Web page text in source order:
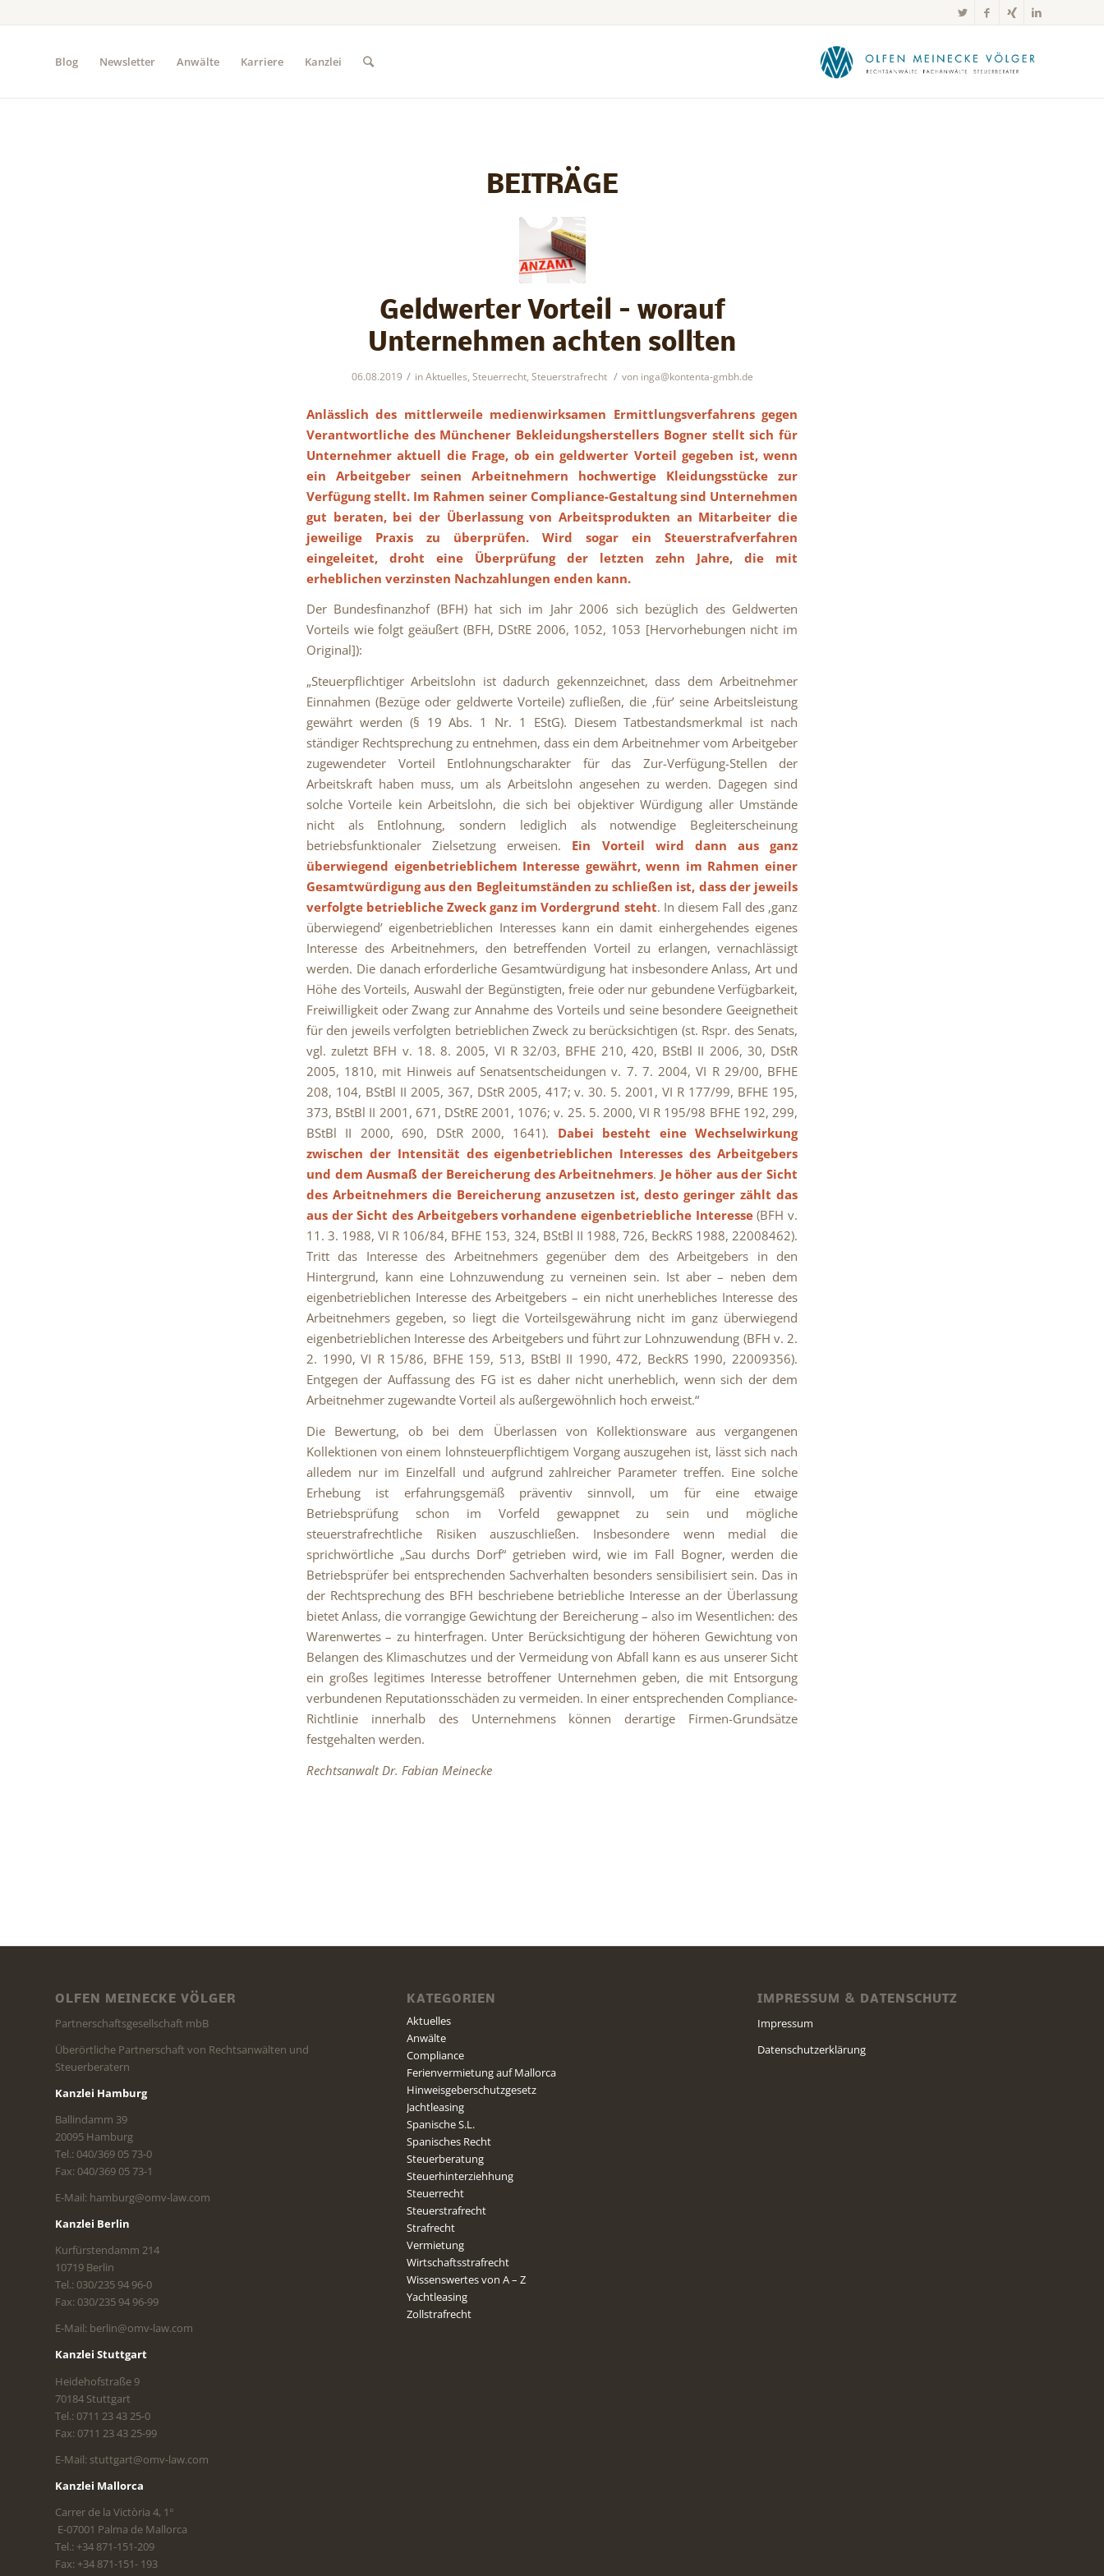
Blog Newsletter Anwälte Karriere Kanzlei
BEITRÄGE
Geldwerter Vorteil – worauf
Unternehmen achten sollten
06.08.2019 / inAktuelles, Steuerrecht, Steuerstrafrecht / von inga@kontenta-gmbh.de
Anlässlich des mittlerweile medienwirksamen Ermittlungsverfahrens gegen
Verantwortliche des Münchener Bekleidungsherstellers Bogner stellt sich für
Unternehmer aktuell die Frage, ob ein geldwerter Vorteil gegeben ist, wenn
ein Arbeitgeber seinen Arbeitnehmern hochwertige Kleidungsstücke zur
Verfügung stellt. Im Rahmen seiner Compliance-Gestaltung sind Unternehmen
gut beraten, bei der Überlassung von Arbeitsprodukten an Mitarbeiter die
jeweilige Praxis zu überprüfen. Wird sogar ein Steuerstrafverfahren
eingeleitet, droht eine Überprüfung der letzten zehn Jahre, die mit
erheblichen verzinsten Nachzahlungen enden kann.
Der Bundesfinanzhof (BFH) hat sich im Jahr 2006 sich bezüglich des Geldwerten
Vorteils wie folgt geäußert (BFH, DStRE 2006, 1052, 1053 [Hervorhebungen nicht im
Original]):
„Steuerpflichtiger Arbeitslohn ist dadurch gekennzeichnet, dass dem Arbeitnehmer
Einnahmen (Bezüge oder geldwerte Vorteile) zufließen, die ‚für’ seine Arbeitsleistung
gewährt werden (§ 19 Abs. 1 Nr. 1 EStG). Diesem Tatbestandsmerkmal ist nach
ständiger Rechtsprechung zu entnehmen, dass ein dem Arbeitnehmer vom Arbeitgeber
zugewendeter Vorteil Entlohnungscharakter für das Zur-Verfügung-Stellen der
Arbeitskraft haben muss, um als Arbeitslohn angesehen zu werden. Dagegen sind
solche Vorteile kein Arbeitslohn, die sich bei objektiver Würdigung aller Umstände
nicht als Entlohnung, sondern lediglich als notwendige Begleiterscheinung
betriebsfunktionaler Zielsetzung erweisen. Ein Vorteil wird dann aus ganz
überwiegend eigenbetrieblichem Interesse gewährt, wenn im Rahmen einer
Gesamtwürdigung aus den Begleitumständen zu schließen ist, dass der jeweils
verfolgte betriebliche Zweck ganz im Vordergrund steht. In diesem Fall des ‚ganz
überwiegend’ eigenbetrieblichen Interesses kann ein damit einhergehendes eigenes
Interesse des Arbeitnehmers, den betreffenden Vorteil zu erlangen, vernachlässigt
werden. Die danach erforderliche Gesamtwürdigung hat insbesondere Anlass, Art und
Höhe des Vorteils, Auswahl der Begünstigten, freie oder nur gebundene Verfügbarkeit,
Freiwilligkeit oder Zwang zur Annahme des Vorteils und seine besondere Geeignetheit
für den jeweils verfolgten betrieblichen Zweck zu berücksichtigen (st. Rspr. des Senats,
vgl. zuletzt BFH v. 18. 8. 2005, VI R 32/03, BFHE 210, 420, BStBl II 2006, 30, DStR
2005, 1810, mit Hinweis auf Senatsentscheidungen v. 7. 7. 2004, VI R 29/00, BFHE
208, 104, BStBl II 2005, 367, DStR 2005, 417; v. 30. 5. 2001, VI R 177/99, BFHE 195,
373, BStBl II 2001, 671, DStRE 2001, 1076; v. 25. 5. 2000, VI R 195/98 BFHE 192, 299,
BStBl II 2000, 690, DStR 2000, 1641). Dabei besteht eine Wechselwirkung
zwischen der Intensität des eigenbetrieblichen Interesses des Arbeitgebers
und dem Ausmaß der Bereicherung des Arbeitnehmers. Je höher aus der Sicht
des Arbeitnehmers die Bereicherung anzusetzen ist, desto geringer zählt das
aus der Sicht des Arbeitgebers vorhandene eigenbetriebliche Interesse(BFH v.
11. 3. 1988, VI R 106/84, BFHE 153, 324, BStBl II 1988, 726, BeckRS 1988, 22008462).
Tritt das Interesse des Arbeitnehmers gegenüber dem des Arbeitgebers in den
Hintergrund, kann eine Lohnzuwendung zu verneinen sein. Ist aber – neben dem
eigenbetrieblichen Interesse des Arbeitgebers – ein nicht unerhebliches Interesse des
Arbeitnehmers gegeben, so liegt die Vorteilsgewährung nicht im ganz überwiegend
eigenbetrieblichen Interesse des Arbeitgebers und führt zur Lohnzuwendung (BFH v. 2.
2. 1990, VI R 15/86, BFHE 159, 513, BStBl II 1990, 472, BeckRS 1990, 22009356).
Entgegen der Auffassung des FG ist es daher nicht unerheblich, wenn sich der dem
Arbeitnehmer zugewandte Vorteil als außergewöhnlich hoch erweist.“
Die Bewertung, ob bei dem Überlassen von Kollektionsware aus vergangenen
Kollektionen von einem lohnsteuerpflichtigem Vorgang auszugehen ist, lässt sich nach
alledem nur im Einzelfall und aufgrund zahlreicher Parameter treffen. Eine solche
Erhebung ist erfahrungsgemäß präventiv sinnvoll, um für eine etwaige
Betriebsprüfung schon im Vorfeld gewappnet zu sein und mögliche
steuerstrafrechtliche Risiken auszuschließen. Insbesondere wenn medial die
sprichwörtliche „Sau durchs Dorf“ getrieben wird, wie im Fall Bogner, werden die
Betriebsprüfer bei entsprechenden Sachverhalten besonders sensibilisiert sein. Das in
der Rechtsprechung des BFH beschriebene betriebliche Interesse an der Überlassung
bietet Anlass, die vorrangige Gewichtung der Bereicherung – also im Wesentlichen: des
Warenwertes – zu hinterfragen. Unter Berücksichtigung der höheren Gewichtung von
Belangen des Klimaschutzes und der Vermeidung von Abfall kann es aus unserer Sicht
ein großes legitimes Interesse betroffener Unternehmen geben, die mit Entsorgung
verbundenen Reputationsschäden zu vermeiden. In einer entsprechenden Compliance-
Richtlinie innerhalb des Unternehmens können derartige Firmen-Grundsätze
festgehalten werden.
Rechtsanwalt Dr. Fabian Meinecke
OLFEN MEINECKE VÖLGER
Partnerschaftsgesellschaft mbB
Überörtliche Partnerschaft von Rechtsanwälten und
Steuerberatern
Kanzlei Hamburg
Ballindamm 39
20095 Hamburg
Tel.: 040/369 05 73-0
Fax: 040/369 05 73-1
E-Mail: hamburg@omv-law.com
Kanzlei Berlin
Kurfürstendamm 214
10719 Berlin
Tel.: 030/235 94 96-0
Fax: 030/235 94 96-99
E-Mail: berlin@omv-law.com
Kanzlei Stuttgart
Heidehofstraße 9
70184 Stuttgart
Tel.: 0711 23 43 25-0
Fax: 0711 23 43 25-99
E-Mail: stuttgart@omv-law.com
Kanzlei Mallorca
Carrer de la Victòria 4, 1°
E-07001 Palma de Mallorca
Tel.: +34 871-151-209
Fax: +34 871-151- 193
KATEGORIEN
Aktuelles
Anwälte
Compliance
Ferienvermietung auf Mallorca
Hinweisgeberschutzgesetz
Jachtleasing
Spanische S.L.
Spanisches Recht
Steuerberatung
Steuerhinterziehhung
Steuerrecht
Steuerstrafrecht
Strafrecht
Vermietung
Wirtschaftsstrafrecht
Wissenswertes von A – Z
Yachtleasing
Zollstrafrecht
IMPRESSUM & DATENSCHUTZ
Impressum
Datenschutzerklärung